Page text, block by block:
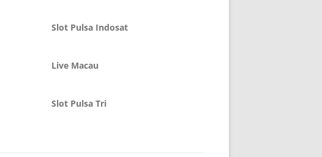
Slot Pulsa Indosat
Live Macau
Slot Pulsa Tri